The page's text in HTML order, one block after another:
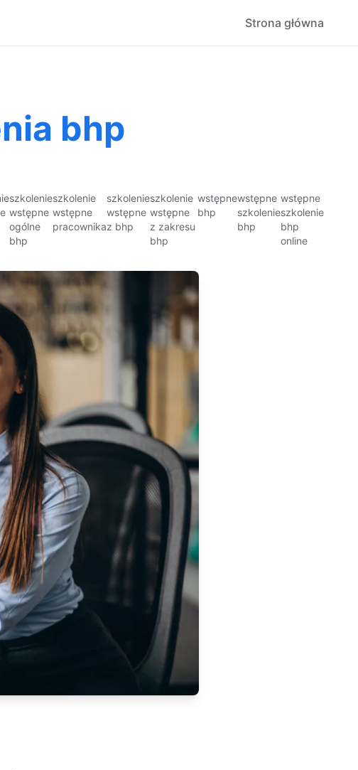
Strona główna
bhp
szkolenie
wstępne
ogólne
bhp
szkolenie
wstępne
pracownika
szkolenie
wstępne
z bhp
szkolenie
wstępne
z zakresu
bhp
wstępne
bhp
wstępne
szkolenie
bhp
wstępne
szkolenie
bhp
online